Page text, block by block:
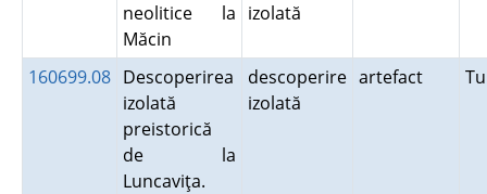
neolitice la
Măcin
izolată
160699.08 Descoperirea
izolată
preistorică
de la
Luncaviţa.
descoperire
izolată
artefact